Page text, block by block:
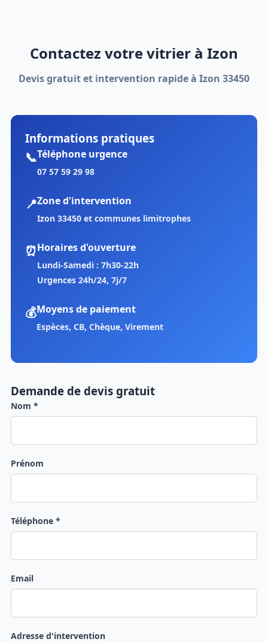
Contactez votre vitrier à Izon
Devis gratuit et intervention rapide à Izon 33450
Informations pratiques
📞Téléphone urgence
07 57 59 29 98
📍Zone d'intervention
Izon 33450 et communes limitrophes
⏰Horaires d'ouverture
Lundi-Samedi : 7h30-22h
Urgences 24h/24, 7j/7
💰Moyens de paiement
Espèces, CB, Chèque, Virement
Demande de devis gratuit
Nom *
Prénom
Téléphone *
Email
Adresse d'intervention